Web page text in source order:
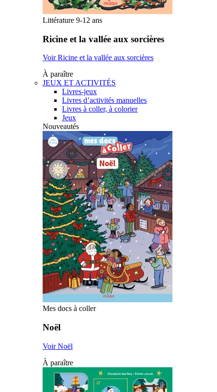
Littérature 9-12 ans
Ricine et la vallée aux sorcières
Voir Ricine et la vallée aux sorcières
À paraître
JEUX ET ACTIVITÉS
Livres-jeux
Livres d’activités manuelles
Livres à coller, à colorier
Jeux
Nouveautés
Mes docs à coller
Noël
Voir Noël
À paraître